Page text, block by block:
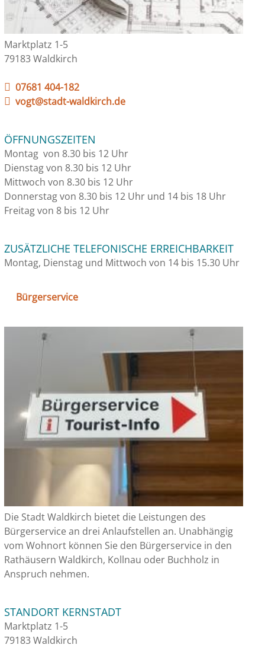
Marktplatz 1-5
79183 Waldkirch
07681 404-182
vogt@stadt-waldkirch.de
ÖFFNUNGSZEITEN
Montag von 8.30 bis 12 Uhr
Dienstag von 8.30 bis 12 Uhr
Mittwoch von 8.30 bis 12 Uhr
Donnerstag von 8.30 bis 12 Uhr und 14 bis 18 Uhr
Freitag von 8 bis 12 Uhr
ZUSÄTZLICHE TELEFONISCHE ERREICHBARKEIT
Montag, Dienstag und Mittwoch von 14 bis 15.30 Uhr
Bürgerservice
Die Stadt Waldkirch bietet die Leistungen des
Bürgerservice an drei Anlaufstellen an. Unabhängig
vom Wohnort können Sie den Bürgerservice in den
Rathäusern Waldkirch, Kollnau oder Buchholz in
Anspruch nehmen.
STANDORT KERNSTADT
Marktplatz 1-5
79183 Waldkirch